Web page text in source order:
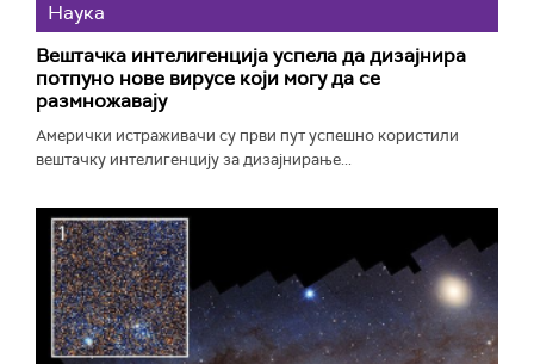
Наука
Вештачка интелигенција успела да дизајнира
потпуно нове вирусе који могу да се
размножавају
Амерички истраживачи су први пут успешно користили
вештачку интелигенцију за дизајнирање...